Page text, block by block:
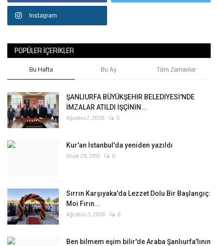
Instagram
POPÜLER İÇERIKLER
Bu Hafta Bu Ay Tüm Zamanlar
ŞANLIURFA BÜYÜKŞEHİR BELEDİYESİ'NDE
İMZALAR ATILDI İŞÇİNİN...
Ağustos 7, 2026 0
Kur'an İstanbul'da yeniden yazıldı
Ocak 29, 2010 0
Sırrın Karşıyaka'da Lezzet Dolu Bir Başlangıç:
Moi Fırın...
Ağustos 3, 2026 0
Ben bilmem eşim bilir'de Araba Şanlıurfa'lının